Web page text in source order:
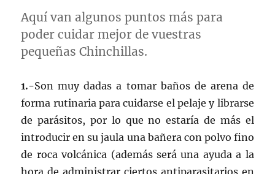
Aquí van algunos puntos más para
poder cuidar mejor de vuestras
pequeñas Chinchillas.
1.-Son muy dadas a tomar baños de arena de
forma rutinaria para cuidarse el pelaje y librarse
de parásitos, por lo que no estaría de más el
introducir en su jaula una bañera con polvo fino
de roca volcánica (además será una ayuda a la
hora de administrar ciertos antiparasitarios en